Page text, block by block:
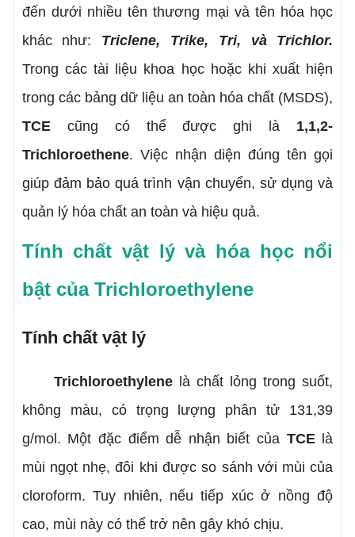
đến dưới nhiều tên thương mại và tên hóa học
khác như: Triclene, Trike, Tri, và Trichlor.
Trong các tài liệu khoa học hoặc khi xuất hiện
trong các bảng dữ liệu an toàn hóa chất (MSDS),
TCEcũng có thể được ghi là 1,1,2-
Trichloroethene. Việc nhận diện đúng tên gọi
giúp đảm bảo quá trình vận chuyển, sử dụng và
quản lý hóa chất an toàn và hiệu quả.
Tính chất vật lý và hóa học nổi
bật của Trichloroethylene
Tính chất vật lý
Trichloroethylene là chất lỏng trong suốt,
không màu, có trọng lượng phân tử 131,39
g/mol. Một đặc điểm dễ nhận biết của TCElà
mùi ngọt nhẹ, đôi khi được so sánh với mùi của
cloroform. Tuy nhiên, nếu tiếp xúc ở nồng độ
cao, mùi này có thể trở nên gây khó chịu.